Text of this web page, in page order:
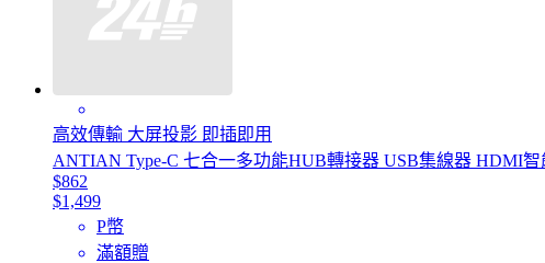
高效傳輸 大屏投影 即插即用
ANTIAN Type-C 七合一多功能HUB轉接器 USB集線器 HDMI
$862
$1,499
P幣
滿額贈